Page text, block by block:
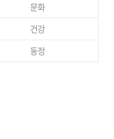
문화
건강
동정